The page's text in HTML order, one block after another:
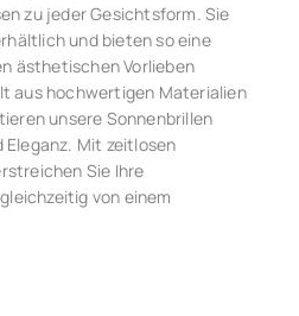
zu jeder Gesichtsform. Sie
und bieten so eine
ästhetischen Vorlieben
aus hochwertigen Materialien
unsere Sonnenbrillen
Mit zeitlosen
Sie Ihre
von einem